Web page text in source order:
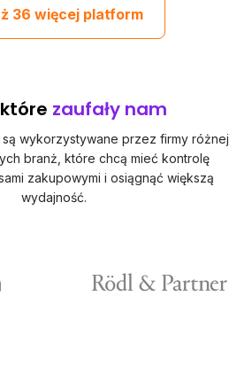
36 więcej platform
zaufały nam
są wykorzystywane przez firmy różnej
branż, które chcą mieć kontrolę
zakupowymi i osiągnąć większą
wydajność.